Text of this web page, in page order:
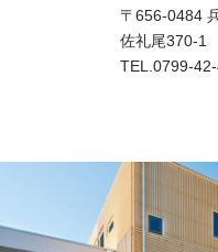
〒656-0484
佐礼尾370-1
TEL.0799-42-